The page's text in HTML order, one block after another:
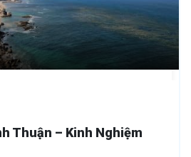
Thuận – Kinh Nghiệm